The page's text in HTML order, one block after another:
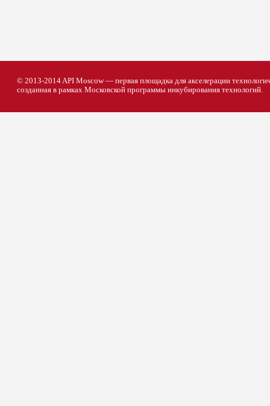
© 2013-2014 API Moscow — первая площадка для акселерации
созданная в рамках Московской программы инкубирования технологий.